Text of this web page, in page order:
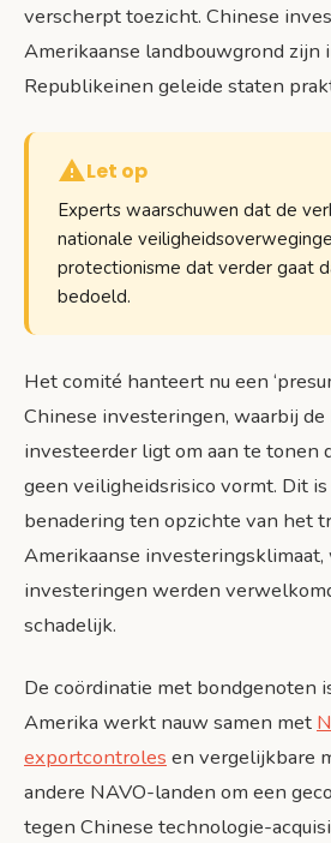
verscherpt toezicht. Chinese
Amerikaanse landbouwgrond zijn
Republikeinen geleide staten
Let op
Experts waarschuwen dat de
nationale
protectionisme dat verder gaat
bedoeld.
Het comité hanteert nu een
Chinese investeringen, waarbij
investeerder ligt om aan te tonen
geen veiligheidsrisico vormt. Dit
benadering ten opzichte van het
Amerikaanse investeringsklimaat,
investeringen werden
schadelijk.
De coördinatie met bondgenoten
Amerika werkt nauw samen met
exportcontroles en vergelijkbare
andere NAVO-landen om een
tegen Chinese technologie-